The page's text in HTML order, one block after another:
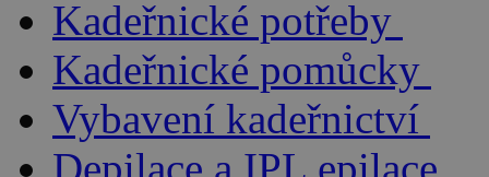
Kadeřnické potřeby
Kadeřnické pomůcky
Vybavení kadeřnictví